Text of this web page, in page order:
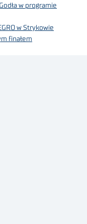
w programie
w Strykowie
finałem